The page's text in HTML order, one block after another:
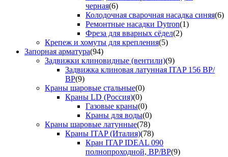
черная(6)
Колодочная сварочная насадка синяя(6)
Ремонтные насадки Dytron(1)
Фреза для вварных сёдел(2)
Крепеж и хомуты для крепления(5)
Запорная арматура(94)
Задвижки клиновидные (вентили)(9)
Задвижка клиновая латунная ITAP 156 ВР/
ВР(9)
Краны шаровые стальные(0)
Краны LD (Россия)(0)
Газовые краны(0)
Краны для воды(0)
Краны шаровые латунные(78)
Краны ITAP (Италия)(78)
Кран ITAP IDEAL 090
полнопроходной, ВР/ВР(9)